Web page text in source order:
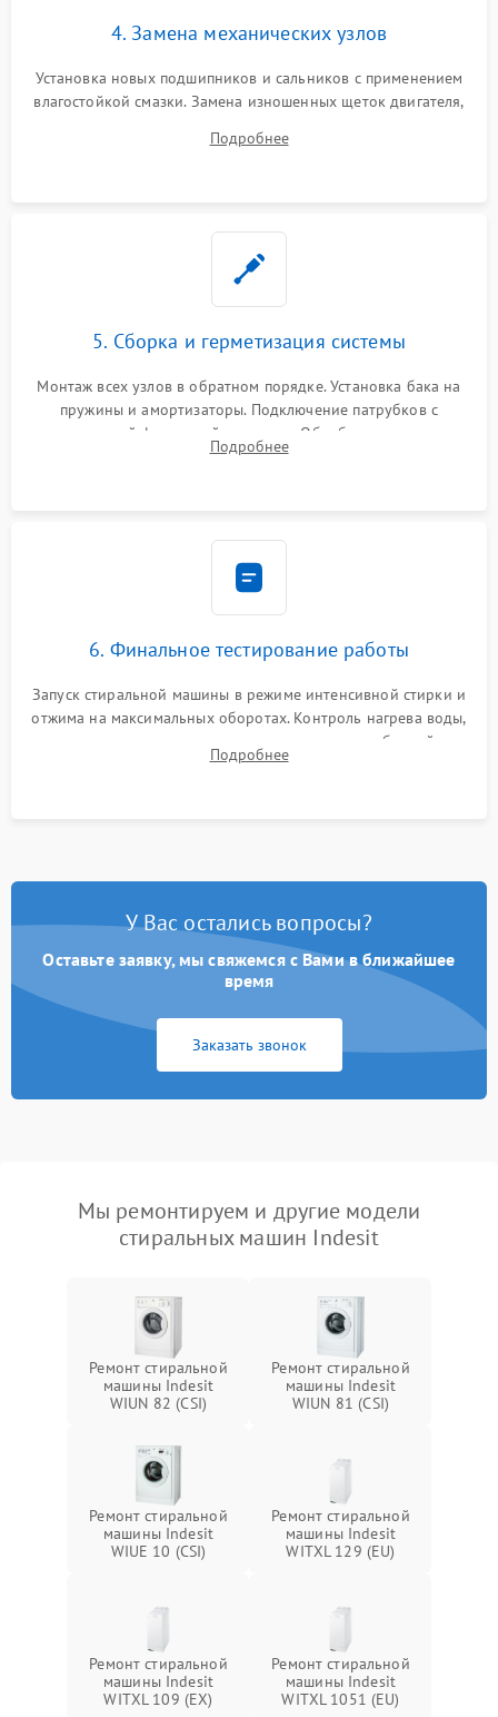
4. Замена механических узлов
Установка новых подшипников и сальников с применением
влагостойкой смазки. Замена изношенных щеток двигателя,
или поврежденной резиновой манжеты.
Подробнее
5. Сборка и герметизация системы
Монтаж всех узлов в обратном порядке. Установка бака на
пружины и амортизаторы. Подключение патрубков с
надежной фиксацией хомутами. Обработка стыков
герметиком для предотвращения возможных протечек воды.
Подробнее
6. Финальное тестирование работы
Запуск стиральной машины в режиме интенсивной стирки и
отжима на максимальных оборотах. Контроль нагрева воды,
корректности слива, отсутствия излишних вибраций,
посторонних стуков и протечек под корпусом.
Подробнее
У Вас остались вопросы?
Оставьте заявку, мы свяжемся с Вами в ближайшее
время
Заказать звонок
Мы ремонтируем и другие модели
стиральных машин Indesit
Ремонт стиральной
машины Indesit
WIUN 82 (CSI)
Ремонт стиральной
машины Indesit
WIUN 81 (CSI)
Ремонт стиральной
машины Indesit
WIUE 10 (CSI)
Ремонт стиральной
машины Indesit
WITXL 129 (EU)
Ремонт стиральной
машины Indesit
WITXL 109 (EX)
Ремонт стиральной
машины Indesit
WITXL 1051 (EU)